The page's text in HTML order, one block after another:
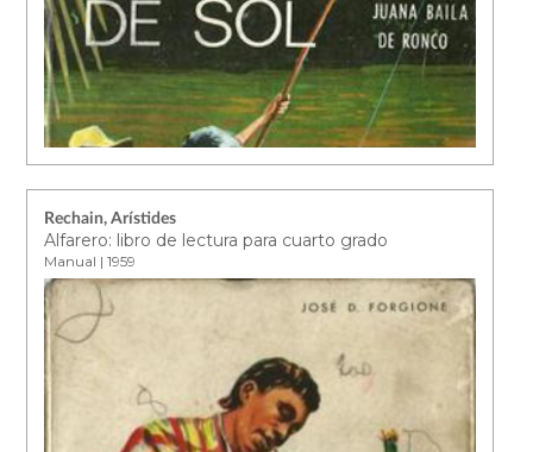
Rechain, Arístides
Alfarero: libro de lectura para cuarto grado
Manual | 1959